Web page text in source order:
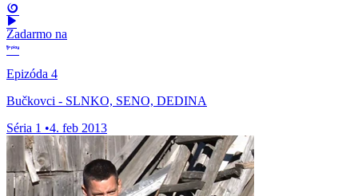
Zadarmo na
Epizóda 4
Bučkovci - SLNKO, SENO, DEDINA
Séria 1 •4. feb 2013